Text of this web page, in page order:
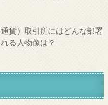
貨）取引所にはどんな部署
る人物像は？